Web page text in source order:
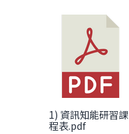
1) 資訊知能研習課
程表.pdf